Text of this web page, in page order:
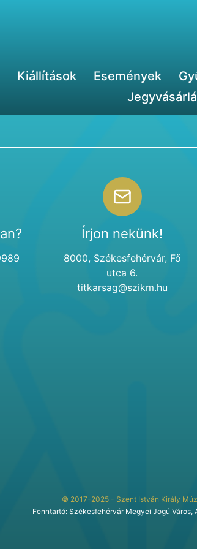
Kiállítások Események
Írjon nekünk!
8000, Székesfehérvár, Fő
utca 6.
titkarsag@szikm.hu
© 2017-2025 - Szent István Király
Fenntartó: Székesfehérvár Megyei Jogú Város,